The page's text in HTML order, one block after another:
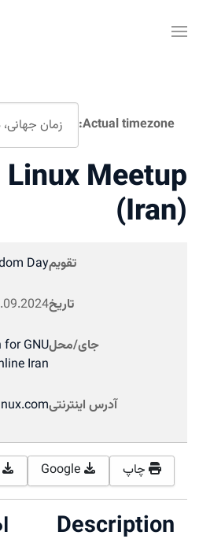
Actual timezone:
Linux
تقویمDay
تاریخ21.09.2024
جای/محلfor GNU
Online Iran
آدرس اینترنتی
Description